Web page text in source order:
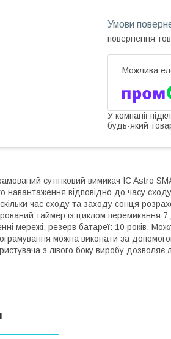
повернення
У компанії
будь-який
сутінковий вимикач IC Astro
навантаження відповідно до часу
час сходу та заходу сонця
таймер із циклом перемикання
мережі, резерв батареї: 10 років.
можна виконати за
з лівого боку виробу дозволяє